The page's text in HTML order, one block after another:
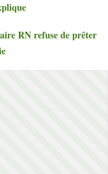
RN refuse de prêter